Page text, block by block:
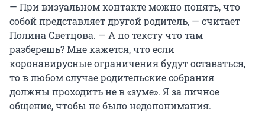
— При визуальном контакте можно понять, что
собой представляет другой родитель, — считает
Полина Светцова. — А по тексту что там
разберешь? Мне кажется, что если
коронавирусные ограничения будут оставаться,
то в любом случае родительские собрания
должны проходить не в «зуме». Я за личное
общение, чтобы не было недопонимания.